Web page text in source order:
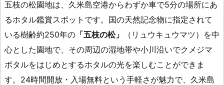
五枝の松園地は、久米島空港からわずか車で5分の場所にあ
るホタル鑑賞スポットです。国の天然記念物に指定されて
いる樹齢約250年の 「五枝の松」
（リュウキュウマツ）を中
心とした園地で、その周辺の湿地帯や小川沿いでクメジマ
ボタルをはじめとするホタルの光を楽しむことができま
す。24時間開放・入場無料という手軽さが魅力で、久米島